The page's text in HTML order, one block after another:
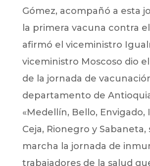
Gómez, acompañó a esta
la primera vacuna contra el
afirmó el viceministro
viceministro Moscoso dio
de la jornada de
departamento de
«Medellín, Bello, Envigado,
Ceja, Rionegro y Sabaneta,
marcha la jornada de
trabajadores de la salud